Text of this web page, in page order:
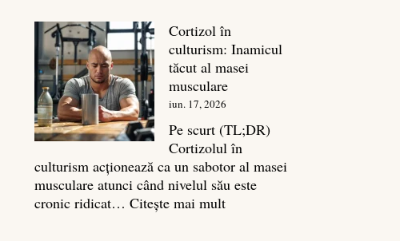
spate:
Top
7
mișcări
pentru
un
spate
masiv
Cortizol în
culturism: Inamicul
tăcut al masei
musculare
iun. 17, 2026
Pe scurt (TL;DR)
Cortizolul în
culturism acționează ca un sabotor al masei
musculare atunci când nivelul său este
cronic ridicat…Citește mai mult: